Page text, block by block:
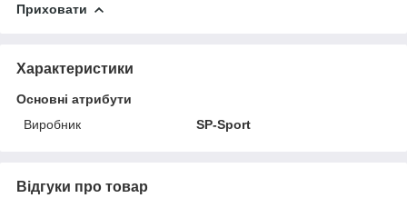
Приховати
Характеристики
Основні атрибути
Виробник
SP-Sport
Відгуки про товар